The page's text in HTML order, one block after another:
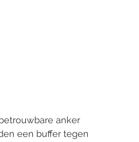
anker
een buffer tegen